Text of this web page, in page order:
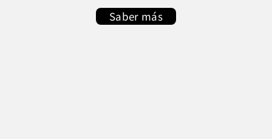
Saber más